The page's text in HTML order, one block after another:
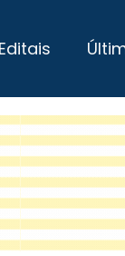
Editais